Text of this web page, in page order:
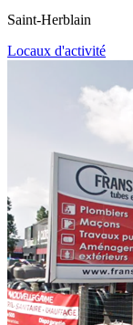
Saint-Herblain
Locaux d'activité